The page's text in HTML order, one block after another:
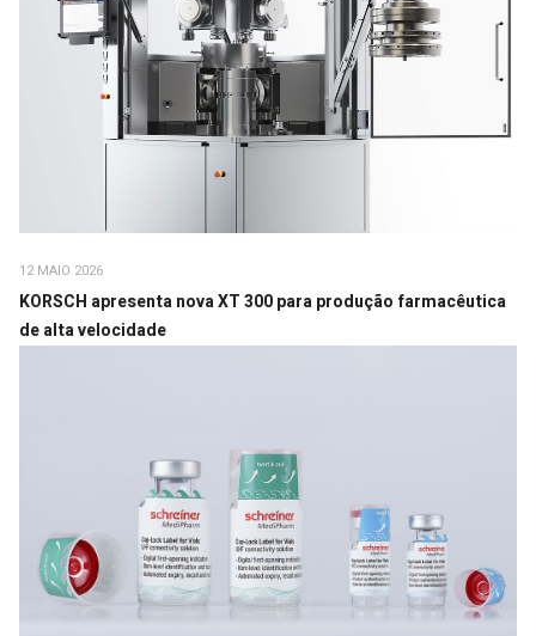
12 MAIO 2026
KORSCH apresenta nova XT 300 para produção farmacêutica
de alta velocidade